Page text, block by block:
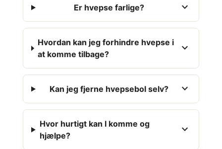
Er hvepse farlige? expand_more
Hvordan kan jeg forhindre hvepse i
at komme tilbage?
expand_more
Kan jeg fjerne hvepsebol selv? expand_more
Hvor hurtigt kan I komme og
hjælpe?
expand_more